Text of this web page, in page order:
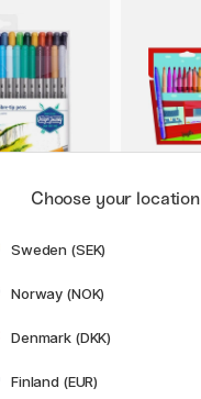
tip lot de
22.50 €
Choose your location
Sweden (SEK)
Norway (NOK)
Denmark (DKK)
Finland (EUR)